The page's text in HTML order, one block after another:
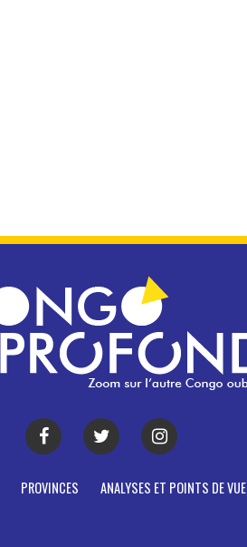
PROVINCES ANALYSES ET POINTS DE VUE